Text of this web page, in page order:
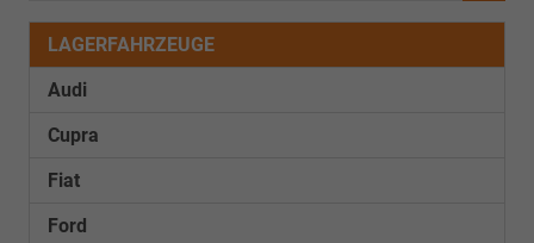
LAGERFAHRZEUGE
Audi
Cupra
Fiat
Ford